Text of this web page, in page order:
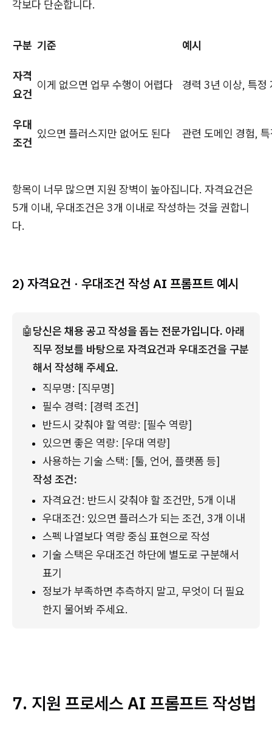
각보다 단순합니다.
구분 기준 예시
자격
요건
이게 없으면 업무 수행이 어렵다 경력 3년 이상, 특정
우대
조건
있으면 플러스지만 없어도 된다 관련 도메인 경험,
항목이 너무 많으면 지원 장벽이 높아집니다. 자격요건은
5개 이내, 우대조건은 3개 이내로 작성하는 것을 권합니
다.
2) 자격요건 · 우대조건 작성 AI 프롬프트 예시
🤖당신은 채용 공고 작성을 돕는 전문가입니다. 아래
직무 정보를 바탕으로 자격요건과 우대조건을 구분
해서 작성해 주세요.
직무명: [직무명]
필수 경력: [경력 조건]
반드시 갖춰야 할 역량: [필수 역량]
있으면 좋은 역량: [우대 역량]
사용하는 기술 스택: [툴, 언어, 플랫폼 등]
작성 조건:
자격요건: 반드시 갖춰야 할 조건만, 5개 이내
우대조건: 있으면 플러스가 되는 조건, 3개 이내
스펙 나열보다 역량 중심 표현으로 작성
기술 스택은 우대조건 하단에 별도로 구분해서
표기
정보가 부족하면 추측하지 말고, 무엇이 더 필요
한지 물어봐 주세요.
7. 지원 프로세스 AI 프롬프트 작성법